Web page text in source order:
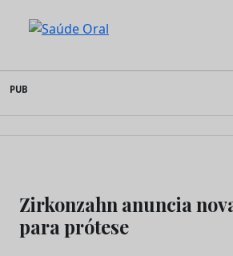
to
content
Saúde Oral
PUB
Zirkonzahn anuncia
para prótese